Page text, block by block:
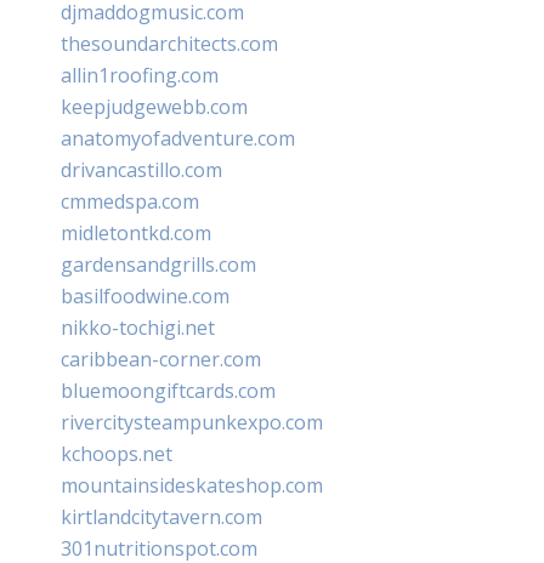
djmaddogmusic.com
thesoundarchitects.com
allin1roofing.com
keepjudgewebb.com
anatomyofadventure.com
drivancastillo.com
cmmedspa.com
midletontkd.com
gardensandgrills.com
basilfoodwine.com
nikko-tochigi.net
caribbean-corner.com
bluemoongiftcards.com
rivercitysteampunkexpo.com
kchoops.net
mountainsideskateshop.com
kirtlandcitytavern.com
301nutritionspot.com